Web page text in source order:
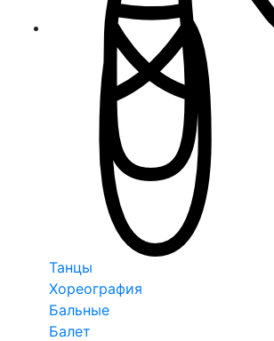
Танцы
Хореография
Бальные
Балет